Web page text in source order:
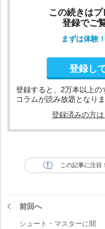
この続きは
登録でご
まずは体験
登録し
登録すると、2万本以上の
コラムが読み放題となりま
登録済みの方
この記事に注目！
前回へ
シュート・マスターに聞